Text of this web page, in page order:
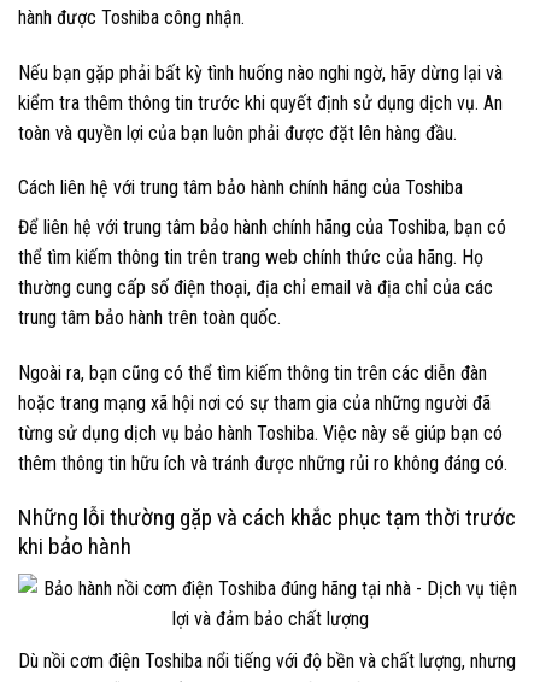
hành được Toshiba công nhận.
Nếu bạn gặp phải bất kỳ tình huống nào nghi ngờ, hãy dừng lại và
kiểm tra thêm thông tin trước khi quyết định sử dụng dịch vụ. An
toàn và quyền lợi của bạn luôn phải được đặt lên hàng đầu.
Cách liên hệ với trung tâm bảo hành chính hãng của Toshiba
Để liên hệ với trung tâm bảo hành chính hãng của Toshiba, bạn có
thể tìm kiếm thông tin trên trang web chính thức của hãng. Họ
thường cung cấp số điện thoại, địa chỉ email và địa chỉ của các
trung tâm bảo hành trên toàn quốc.
Ngoài ra, bạn cũng có thể tìm kiếm thông tin trên các diễn đàn
hoặc trang mạng xã hội nơi có sự tham gia của những người đã
từng sử dụng dịch vụ bảo hành Toshiba. Việc này sẽ giúp bạn có
thêm thông tin hữu ích và tránh được những rủi ro không đáng có.
Những lỗi thường gặp và cách khắc phục tạm thời trước
khi bảo hành
Dù nồi cơm điện Toshiba nổi tiếng với độ bền và chất lượng, nhưng